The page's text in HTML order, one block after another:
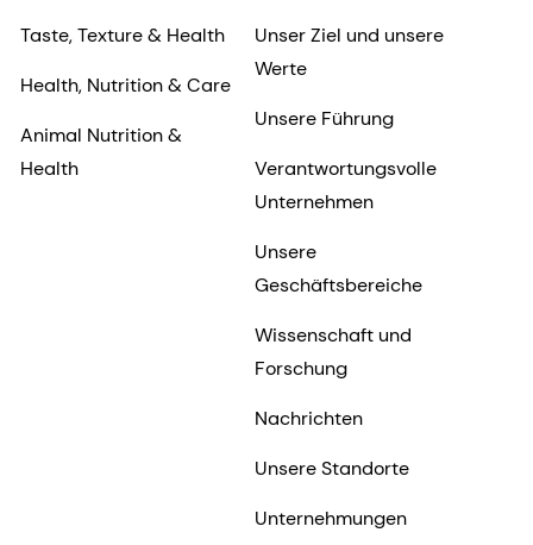
Taste, Texture & Health
Health, Nutrition & Care
Animal Nutrition &
Health
Unser Ziel und unsere
Werte
Unsere Führung
Verantwortungsvolle
Unternehmen
Unsere
Geschäftsbereiche
Wissenschaft und
Forschung
Nachrichten
Unsere Standorte
Unternehmungen